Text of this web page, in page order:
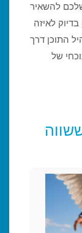
להשאיר
לאיזה
התוכן דרך
של